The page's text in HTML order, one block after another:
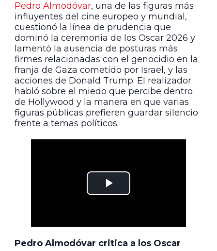
Pedro Almodóvar, una de las figuras más
influyentes del cine europeo y mundial,
cuestionó la línea de prudencia que
dominó la ceremonia de los Oscar 2026 y
lamentó la ausencia de posturas más
firmes relacionadas con el genocidio en la
franja de Gaza cometido por Israel, y las
acciones de Donald Trump. El realizador
habló sobre el miedo que percibe dentro
de Hollywood y la manera en que varias
figuras públicas prefieren guardar silencio
frente a temas políticos.
Pedro Almodóvar critica a los Oscar